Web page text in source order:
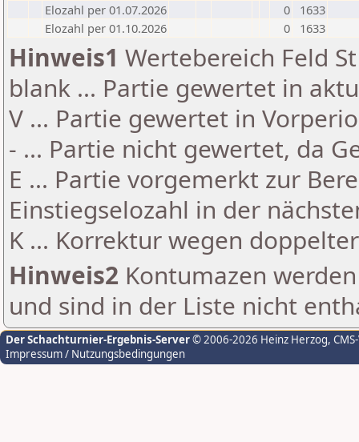
Elozahl per 01.07.2026
0
1633
Elozahl per 01.10.2026
0 1633
Hinweis1 Wertebereich Feld
blank ... Partie gewertet in
V ... Partie gewertet in
- ... Partie nicht gewertet, da
E ... Partie vorgemerkt zur
Einstiegselozahl in der
K ... Korrektur wegen
Hinweis2 Kontumazen
und sind in der Liste nicht
Der Schachturnier-Ergebnis-Server© 2006-2026 Heinz Herzog,
Impressum / Nutzungsbedingungen